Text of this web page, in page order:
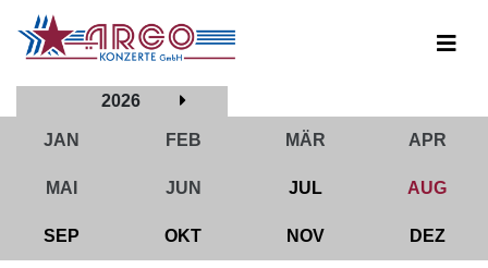
2026
JAN FEB MÄR APR
MAI JUN JUL AUG
SEP OKT NOV DEZ